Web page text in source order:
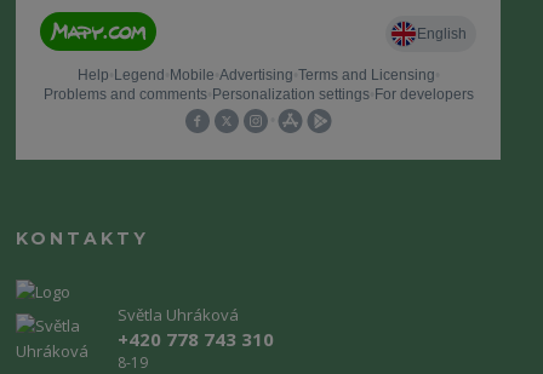
KONTAKTY
Světla Uhráková
+420 778 743 310
8-19